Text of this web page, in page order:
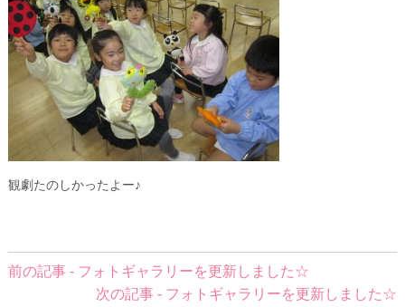
観劇たのしかったよー♪
前
前の記事 - フォトギャラリーを更新しました☆
次の記事 - フォトギャラリーを更新しました☆